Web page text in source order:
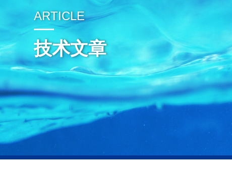
ARTICLE
技术文章